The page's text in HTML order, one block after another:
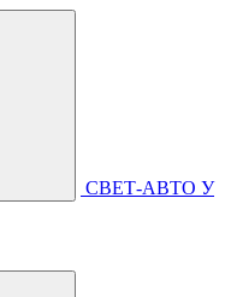
СВЕТ-АВТО У